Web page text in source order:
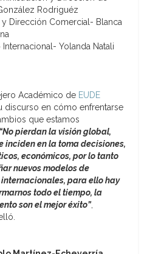
Rodriguéz
y Dirección Comercial- Blanca
Yolanda Natali
Académico de EUDE
discurso en cómo enfrentarse
que estamos
“No pierdan la visión global,
inciden en la toma decisiones,
económicos, por lo tanto
nuevos modelos de
para ello hay
todo el tiempo, la
son el mejor éxito”,